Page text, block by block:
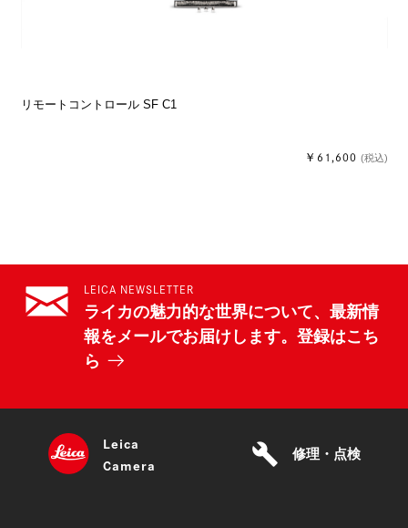
リモートコントロール SF C1
￥61,600 (税込)
LEICA NEWSLETTER
ライカの魅力的な世界について、最新情
報をメールでお届けします。登録はこち
ら
Leica
Camera
build 修理・点検